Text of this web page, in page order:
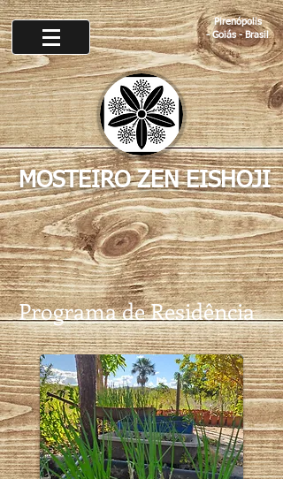
Pirenópolis
-Goiás - Brasil
MOSTEIRO ZEN EISHOJI
Programa de Residência